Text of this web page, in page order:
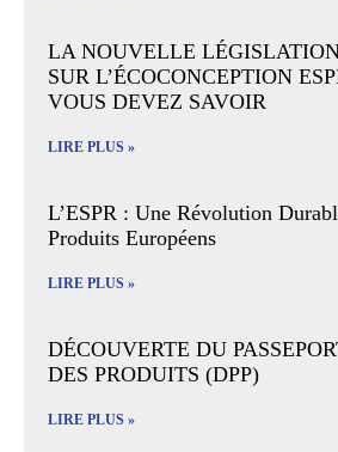
LA NOUVELLE
SUR L’ÉCOCONCEPTION
VOUS DEVEZ SAVOIR
LIRE PLUS »
L’ESPR : Une Révolution
Produits Européens
LIRE PLUS »
DÉCOUVERTE DU
DES PRODUITS (DPP)
LIRE PLUS »